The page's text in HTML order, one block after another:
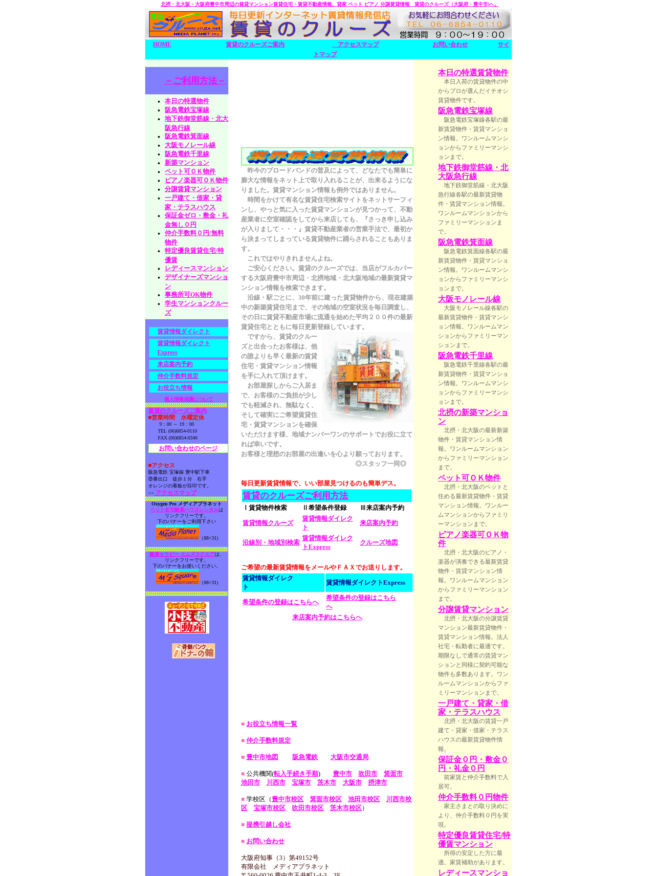
北摂・北大阪・大阪府豊中市周辺の賃貸マンション賃貸住宅・賃貸不動産情報。 貸家 ペット ピアノ 分譲賃貸情報 賃貸のクルーズ（大阪府・豊中市)へ。
HOME 賃貸のクルーズご案内 アクセスマップ お問い合わせ
サイ
トマップ
昨今のブロードバンドの普及によって、どなたでも簡単に
膨大な情報をネット上で取り入れることが、出来るようにな
りました。賃貸マンション情報も例外ではありません。
時間をかけて有名な賃貸住宅検索サイトをネットサーフィ
ンし、やっと気に入った賃貸マンションが見つかって、不動
産業者に空室確認をしてから来店しても、『さっき申し込み
が入りまして・・・』賃貸不動産業者の営業手法で、最初か
ら決まってしまっている賃貸物件に踊らされることもありま
す。
これではやりきれませんよね。
ご安心ください。賃貸のクルーズでは、当店がフルカバー
する大阪府豊中市周辺・北摂地域・北大阪地域の最新賃貸マ
ンション情報を検索できます。
沿線・駅ごとに、30年前に建った賃貸物件から、現在建築
中の新築賃貸住宅まで、その地域の空室状況を毎日調査し、
その日に賃貸不動産市場に流通を始めた平均２００件の最新
賃貸住宅とともに毎日更新登録 しています。
ですから、賃貸のクルー
ズと出合ったお客様は、他
の誰よりも早く最新の賃貸
住宅・賃貸マンション情報
を手に入れて頂けます。
お部屋探しからご入居ま
で、お客様のご負担が少し
でも軽減され、無駄なく、
そして確実にご希望賃貸住
宅・賃貸マンションを確保
いただけます様、地域ナンバーワンのサポートでお役に立て
れば幸いです。
お客様と理想のお部屋の出逢いを心より願っております。
◎スタッフ一同◎
毎日更新賃貸情報で、いい部屋見つけるのも簡単デス。
賃貸のクルーズご利用方法
Ⅰ賃貸物件検索 Ⅱ希望条件登録 Ⅲ来店案内予約
賃貸情報クルーズ
賃貸情報ダイレク
ト
来店案内予約
沿線別・地域別検索
賃貸情報ダイレク
トExpress
クルーズ地図
ご希望の最新賃貸情報をメールやＦＡＸでお送りします。
賃貸情報ダイレク
ト
賃貸情報ダイレクトExpress
希望条件の登録はこちらへ
希望条件の登録はこちら
へ
来店案内予約はこちらへ
本日の特選賃貸物件
本日入荷の賃貸物件の中
からプロが選んだイチオシ
賃貸物件です。
阪急電鉄宝塚線
阪急電鉄宝塚線各駅の最
新賃貸物件・賃貸マンショ
ン情報。ワンルームマンシ
ョンからファミリーマンシ
ョンまで。
地下鉄御堂筋線・北
大阪急行線
地下鉄御堂筋線・北大阪
急行線各駅の最新賃貸物
件・賃貸マンション情報。
ワンルームマンションから
ファミリーマンションま
で。
阪急電鉄箕面線
阪急電鉄箕面線各駅の最
新賃貸物件・賃貸マンショ
ン情報。ワンルームマンシ
ョンからファミリーマンシ
ョンまで。
大阪モノレール線
大阪モノレール線各駅の
最新賃貸物件・賃貸マンシ
ョン情報。ワンルームマン
ションからファミリーマン
ションまで。
阪急電鉄千里線
阪急電鉄千里線各駅の最
新賃貸物件・賃貸マンショ
ン情報。ワンルームマンシ
ョンからファミリーマンシ
ョンまで。
北摂の新築マンショ
ン
北摂・北大阪の最新新築
物件・賃貸マンション情
報。ワンルームマンション
からファミリーマンション
まで。
ペット可ＯＫ物件
北摂・北大阪のペットと
住める最新賃貸物件・賃貸
マンション情報。ワンルー
ムマンションからファミリ
ーマンションまで。
ピアノ楽器可ＯＫ物
件
北摂・北大阪のピアノ・
楽器が演奏できる最新賃貸
物件・賃貸マンション情
報。ワンルームマンション
からファミリーマンション
まで。
分譲賃貸マンション
北摂・北大阪の分譲賃貸
マンション最新賃貸物件・
賃貸マンション情報。法人
社宅・転勤者に最適です。
期限なしで通常の賃貸マン
ションと同様に契約可能な
物件も多数あります。ワン
ルームマンションからファ
ミリーマンションまで。
一戸建て・貸家・借
家・テラスハウス
北摂・北大阪の賃貸一戸
建て・貸家・借家・テラス
ハウスの最新賃貸物件情
報。
保証金０円・敷金０
円・礼金０円
前家賃と仲介手数料で入
居可。
仲介手数料０円物件
家主さまとの取り決めに
より、仲介手数料０円を実
現。
特定優良賃貸住宅/特
優賃マンション
所得の安定した方に最
適。家賃補助があります。
レディースマンショ
■ お役立ち情報一覧
■ 仲介手数料規定
■ 豊中市地図 阪急電鉄 大阪市交通局
■ 公共機関(転入手続き手順) 豊中市 吹田市
箕面市
池田市
川西市 宝塚市 茨木市 大阪市 摂津市
■ 学校区（豊中市校区 箕面市校区 池田市校区
川西市校
区
宝塚市校区 吹田市校区 茨木市校区）
■ 提携引越し会社
■ お問い合わせ
大阪府知事（3）第49152号
有限会社 メディアプラネット
－ご利用方法－
本日の特選物件
阪急電鉄宝塚線
地下鉄御堂筋線・北大
阪急行線
阪急電鉄箕面線
大阪モノレール線
阪急電鉄千里線
新築マンション
ペット可ＯＫ物件
ピアノ楽器可ＯＫ物件
分譲賃貸マンション
一戸建て・借家・貸
家・テラスハウス
保証金ゼロ・敷金・礼
金無し０円
仲介手数料０円/無料
物件
特定優良賃貸住宅/特
優賃
レディースマンション
デザイナーズマンショ
ン
事務所可OK物件
学生マンションクルー
ズ
賃貸情報ダイレクト
賃貸情報ダイレクト
Express
来店案内予約
仲介手数料規定
お役立ち情報
個人情報保護について
賃貸のクルーズご案内
■営業時間 水曜定休
9：00 ～ 19：00
TEL (06)6854-0110
FAX (06)6854-0340
お問い合わせのページ
■アクセス
阪急電鉄 宝塚線 豊中駅下車
⑧番出口 徒歩１分 右手
オレンジの看板が目印です。
>> アクセスマップ
Oxygen Pro メディアプラネット
ペット在宅酸素ハウスレンタルは
リンクフリーです。
下のバナーをご利用下さい
（88×31)
酸素セラピー エムズスクエアは、
リンクフリーです。
下のバナーをお使いください。
（88×31)